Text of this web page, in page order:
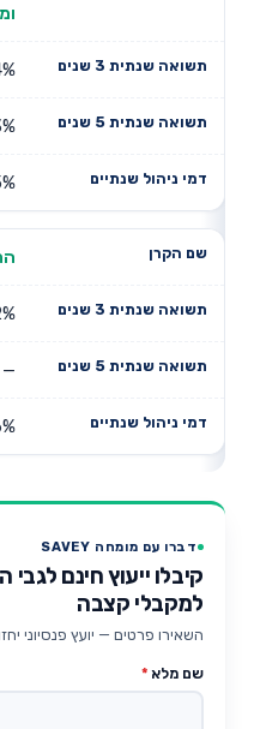
—
דברו עם מומחה SAVEY
קיבלו ייעוץ חינם
למקבלי קצבה
השאירו פרטים — יועץ פנסיוני יחזור
שם מלא *